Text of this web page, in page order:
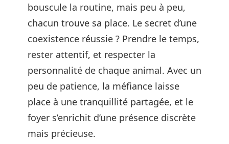
bouscule la routine, mais peu à peu,
chacun trouve sa place. Le secret d’une
coexistence réussie ? Prendre le temps,
rester attentif, et respecter la
personnalité de chaque animal. Avec un
peu de patience, la méfiance laisse
place à une tranquillité partagée, et le
foyer s’enrichit d’une présence discrète
mais précieuse.